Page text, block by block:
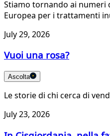
Stiamo tornando ai numeri
Europea per i trattamenti
July 29, 2026
Vuoi una rosa?
Ascolta
Le storie di chi cerca di
July 23, 2026